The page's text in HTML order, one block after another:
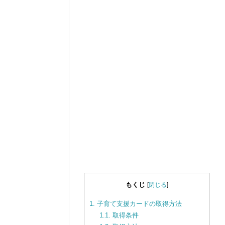
もくじ [閉じる]
1. 子育て支援カードの取得方法
1.1. 取得条件